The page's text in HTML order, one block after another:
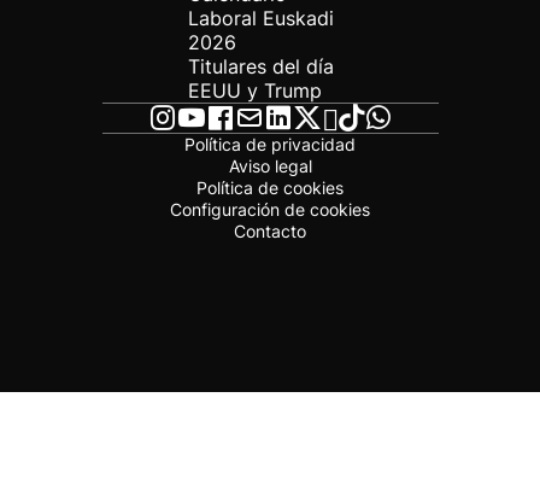
Laboral Euskadi
2026
Titulares del día
EEUU y Trump
Política de privacidad
Aviso legal
Política de cookies
Configuración de cookies
Contacto